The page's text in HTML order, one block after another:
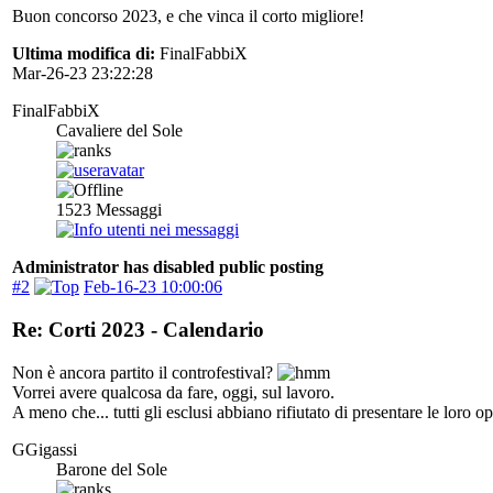
Buon concorso 2023, e che vinca il corto migliore!
Ultima modifica di: FinalFabbiX
Mar-26-23 23:22:28
FinalFabbiX
Cavaliere del Sole
1523 Messaggi
Administrator has disabled public posting
#2
Feb-16-23 10:00:06
Re: Corti 2023 - Calendario
Non è ancora partito il controfestival?
Vorrei avere qualcosa da fare, oggi, sul lavoro.
A meno che... tutti gli esclusi abbiano rifiutato di presentare le loro
GGigassi
Barone del Sole